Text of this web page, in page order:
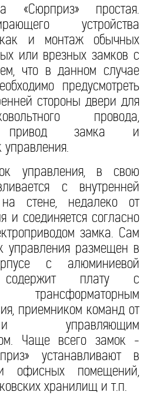
«Сюрприз» простая.
устройства
как и монтаж обычных
или врезных замков с
что в данном случае
предусмотреть
стороны двери для
провода,
привод замка и
управления, в свою
с внутренней
стене, недалеко от
и соединяется согласно
замка. Сам
управления размещен в
с алюминиевой
плату с
трансформаторным
приемником команд от
Чаще всего замок -
устанавливают в
помещений,
хранилищ и т.п.